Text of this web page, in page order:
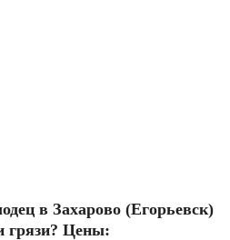
в Захарово (Егорьевск)
грязи? Цены: